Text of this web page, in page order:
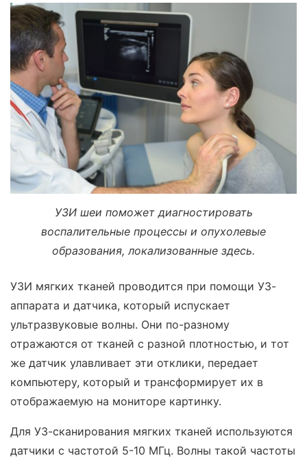
УЗИ шеи поможет диагностировать
воспалительные процессы и опухолевые
образования, локализованные здесь.
УЗИ мягких тканей проводится при помощи УЗ-
аппарата и датчика, который испускает
ультразвуковые волны. Они по-разному
отражаются от тканей с разной плотностью, и тот
же датчик улавливает эти отклики, передает
компьютеру, который и трансформирует их в
отображаемую на мониторе картинку.
Для УЗ-сканирования мягких тканей используются
датчики с частотой 5-10 МГц. Волны такой частоты